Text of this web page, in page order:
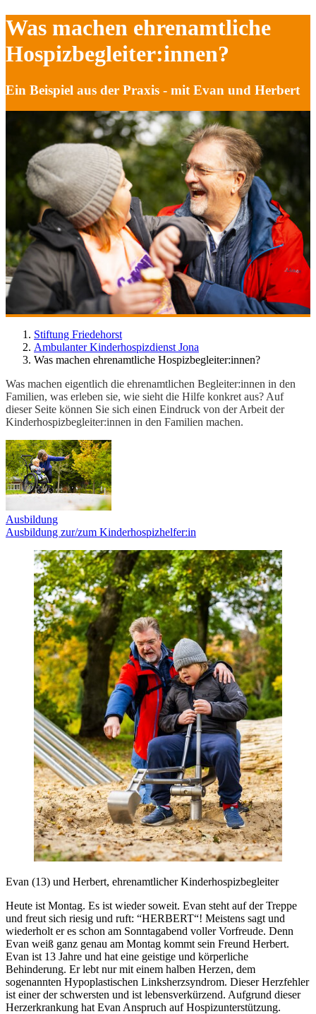
Was machen ehrenamtliche
Hospizbegleiter:innen?
Ein Beispiel aus der Praxis - mit Evan und Herbert
Stiftung Friedehorst
Ambulanter Kinderhospizdienst Jona
Was machen ehrenamtliche Hospizbegleiter:innen?
Was machen eigentlich die ehrenamtlichen Begleiter:innen in den
Familien, was erleben sie, wie sieht die Hilfe konkret aus? Auf
dieser Seite können Sie sich einen Eindruck von der Arbeit der
Kinderhospizbegleiter:innen in den Familien machen.
Ausbildung
Ausbildung zur/zum Kinderhospizhelfer:in
Evan (13) und Herbert, ehrenamtlicher Kinderhospizbegleiter
Heute ist Montag. Es ist wieder soweit. Evan steht auf der Treppe
und freut sich riesig und ruft: “HERBERT“! Meistens sagt und
wiederholt er es schon am Sonntagabend voller Vorfreude. Denn
Evan weiß ganz genau am Montag kommt sein Freund Herbert.
Evan ist 13 Jahre und hat eine geistige und körperliche
Behinderung. Er lebt nur mit einem halben Herzen, dem
sogenannten Hypoplastischen Linksherzsyndrom. Dieser Herzfehler
ist einer der schwersten und ist lebensverkürzend. Aufgrund dieser
Herzerkrankung hat Evan Anspruch auf Hospizunterstützung.